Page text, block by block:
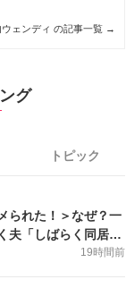
ウェンディ の記事一覧 →
グ
トピック
られた！＞なぜ？一
夫「しばらく同居」
が】
19時間前